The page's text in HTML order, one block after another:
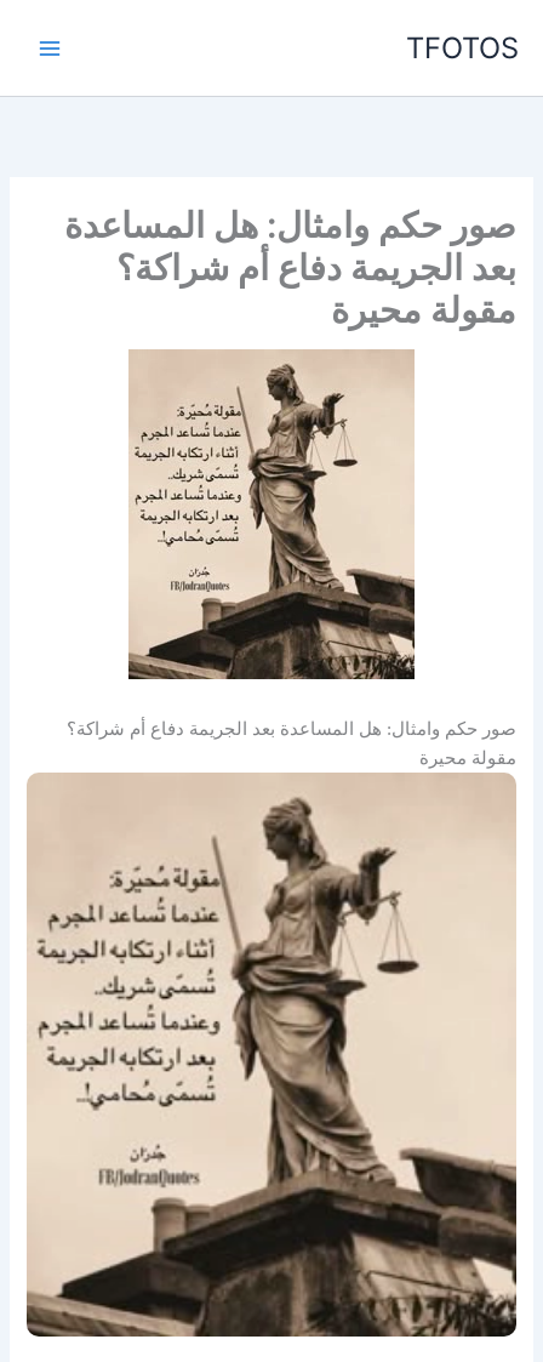
TFOTOS
صور حكم وامثال: هل المساعدة
بعد الجريمة دفاع أم شراكة؟
مقولة محيرة
صور حكم وامثال: هل المساعدة بعد الجريمة دفاع أم شراكة؟
مقولة محيرة